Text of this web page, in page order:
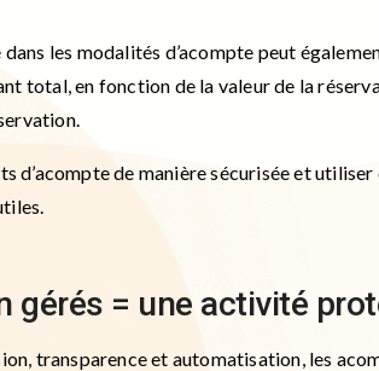
les modalités d’acompte peut
total, en fonction de la valeur de la
d’acompte de manière sécurisée et
gérés = une activité
transparence et automatisation, les